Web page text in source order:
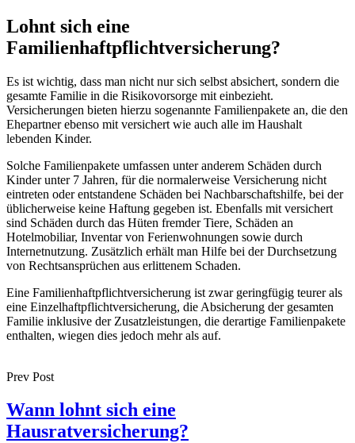
Lohnt sich eine
Familienhaftpflichtversicherung?
Es ist wichtig, dass man nicht nur sich selbst absichert, sondern die
gesamte Familie in die Risikovorsorge mit einbezieht.
Versicherungen bieten hierzu sogenannte Familienpakete an, die den
Ehepartner ebenso mit versichert wie auch alle im Haushalt
lebenden Kinder.
Solche Familienpakete umfassen unter anderem Schäden durch
Kinder unter 7 Jahren, für die normalerweise Versicherung nicht
eintreten oder entstandene Schäden bei Nachbarschaftshilfe, bei der
üblicherweise keine Haftung gegeben ist. Ebenfalls mit versichert
sind Schäden durch das Hüten fremder Tiere, Schäden an
Hotelmobiliar, Inventar von Ferienwohnungen sowie durch
Internetnutzung. Zusätzlich erhält man Hilfe bei der Durchsetzung
von Rechtsansprüchen aus erlittenem Schaden.
Eine Familienhaftpflichtversicherung ist zwar geringfügig teurer als
eine Einzelhaftpflichtversicherung, die Absicherung der gesamten
Familie inklusive der Zusatzleistungen, die derartige Familienpakete
enthalten, wiegen dies jedoch mehr als auf.
Prev Post
Wann lohnt sich eine
Hausratversicherung?